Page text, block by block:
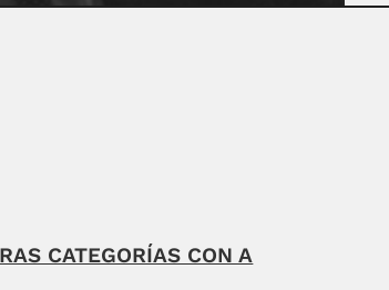
CATEGORÍAS CON A